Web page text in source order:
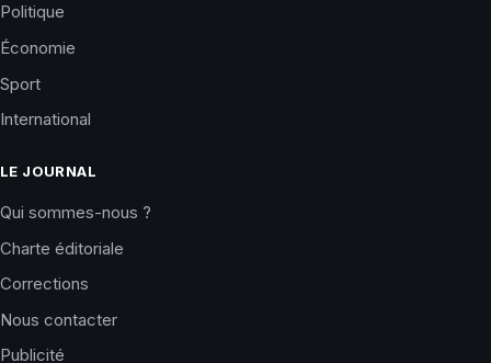
Politique
Économie
Sport
International
LE JOURNAL
Qui sommes-nous ?
Charte éditoriale
Corrections
Nous contacter
Publicité